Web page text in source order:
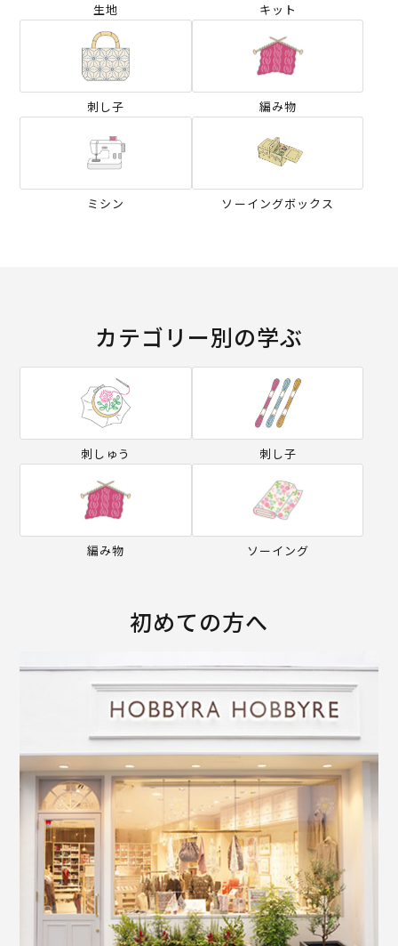
生地 キット
刺し子 編み物
ミシン ソーイングボックス
カテゴリー別の学ぶ
刺しゅう 刺し子
編み物 ソーイング
初めての方へ